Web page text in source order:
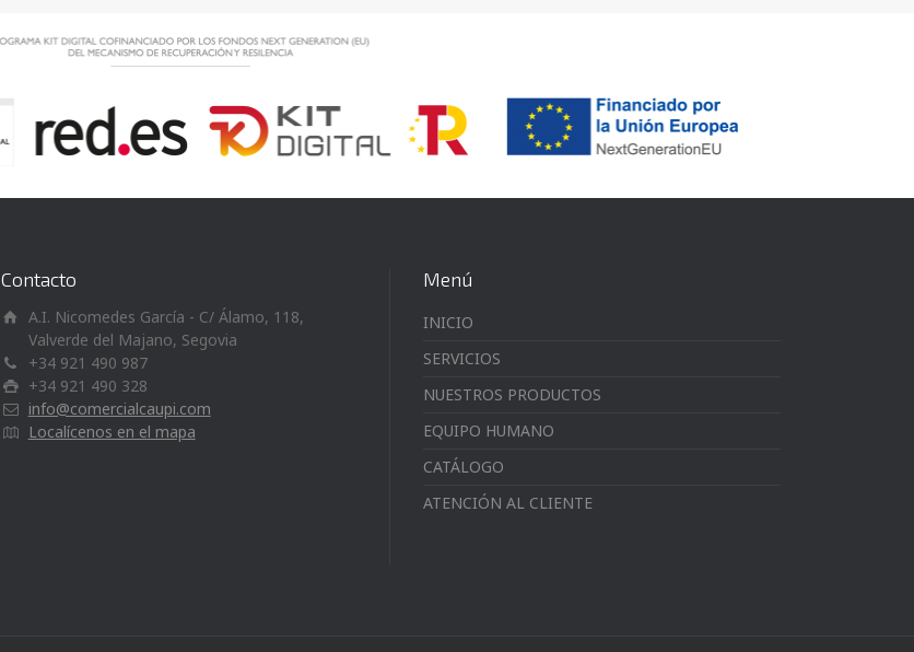
Contacto
A.I. Nicomedes García - C/ Álamo, 118,
Valverde del Majano, Segovia
+34 921 490 987
+34 921 490 328
info@comercialcaupi.com
Localícenos en el mapa
Menú
INICIO
SERVICIOS
NUESTROS PRODUCTOS
EQUIPO HUMANO
CATÁLOGO
ATENCIÓN AL CLIENTE